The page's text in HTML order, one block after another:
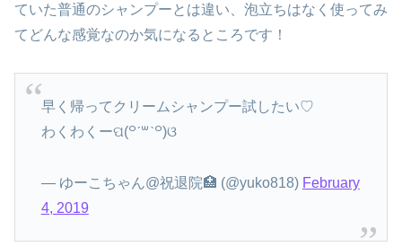
ていた普通のシャンプーとは違い、泡立ちはなく使ってみ
てどんな感覚なのか気になるところです！
早く帰ってクリームシャンプー試したい♡
わくわくーପ(꒪ˊ꒳ˋ꒪)ଓ
— ゆーこちゃん@祝退院🏥 (@yuko818) February
4, 2019